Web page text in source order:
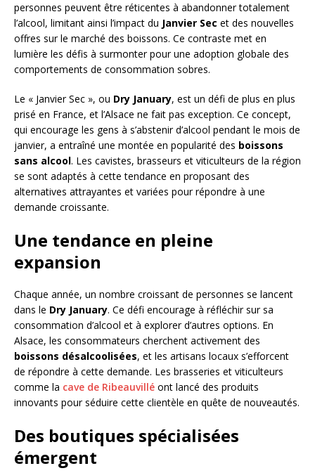
personnes peuvent être réticentes à abandonner totalement
l’alcool, limitant ainsi l’impact du Janvier Sec et des nouvelles
offres sur le marché des boissons. Ce contraste met en
lumière les défis à surmonter pour une adoption globale des
comportements de consommation sobres.
Le « Janvier Sec », ou Dry January, est un défi de plus en plus
prisé en France, et l’Alsace ne fait pas exception. Ce concept,
qui encourage les gens à s’abstenir d’alcool pendant le mois de
janvier, a entraîné une montée en popularité des boissons
sans alcool. Les cavistes, brasseurs et viticulteurs de la région
se sont adaptés à cette tendance en proposant des
alternatives attrayantes et variées pour répondre à une
demande croissante.
Une tendance en pleine
expansion
Chaque année, un nombre croissant de personnes se lancent
dans le Dry January. Ce défi encourage à réfléchir sur sa
consommation d’alcool et à explorer d’autres options. En
Alsace, les consommateurs cherchent activement des
boissons désalcoolisées, et les artisans locaux s’efforcent
de répondre à cette demande. Les brasseries et viticulteurs
comme la cave de Ribeauvillé ont lancé des produits
innovants pour séduire cette clientèle en quête de nouveautés.
Des boutiques spécialisées
émergent